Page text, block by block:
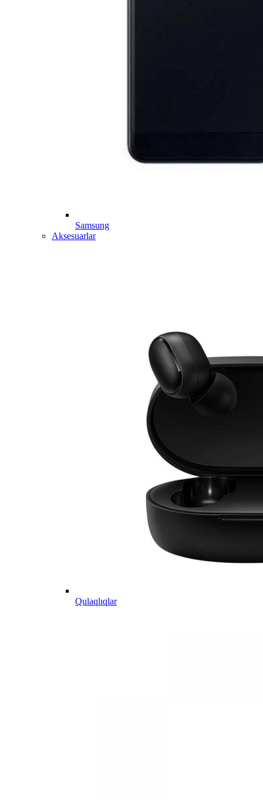
Samsung
Aksesuarlar
Qulaqlıqlar